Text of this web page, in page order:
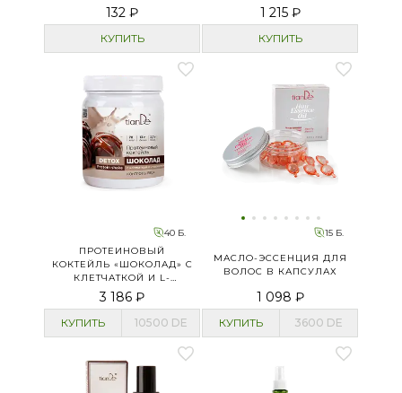
«ОМОЛАЖИВАЮЩИЙ»
132 ₽
КУПИТЬ
1 215 ₽
КУПИТЬ
40 Б.
ПРОТЕИНОВЫЙ
КОКТЕЙЛЬ «ШОКОЛАД» С
КЛЕТЧАТКОЙ И L-
КАРНИТИНОМ
3 186 ₽
КУПИТЬ 10500 DE
15 Б.
МАСЛО-ЭССЕНЦИЯ ДЛЯ
ВОЛОС В КАПСУЛАХ
1 098 ₽
КУПИТЬ 3600 DE